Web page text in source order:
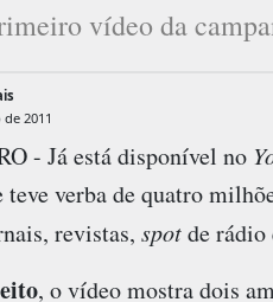
vídeo da
2011
- Já está disponível no
teve verba de quatro
revistas, spotde rádio
, o vídeo mostra dois